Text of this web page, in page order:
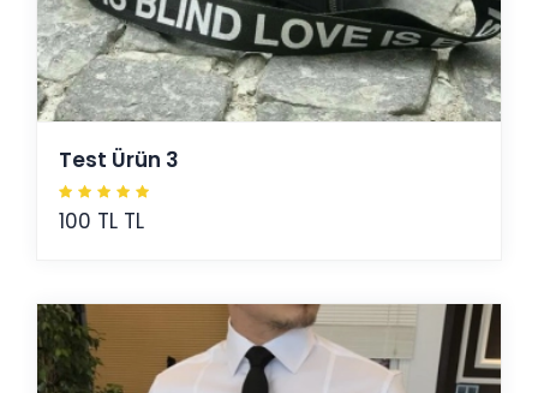
Test Ürün 3
100 TL TL